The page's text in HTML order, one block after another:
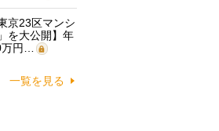
京23区マンシ
を大公開】年
円…
一覧を見る